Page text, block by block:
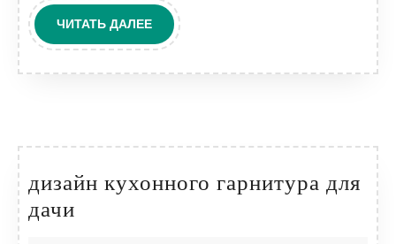
ЧИТАТЬ ДАЛЕЕЧИТАТЬ
ДАЛЕЕ
дизайн кухонного гарнитура для
дачи